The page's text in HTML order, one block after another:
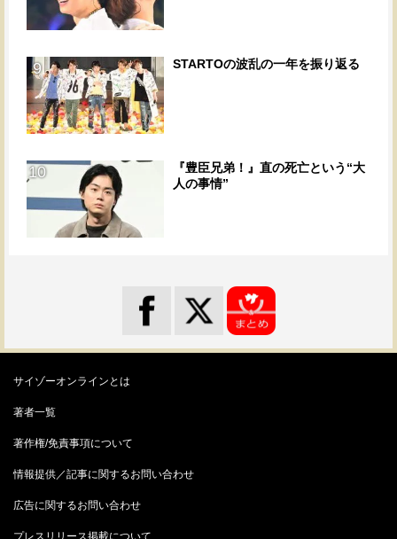
9 STARTOの波乱の一年を振り返る
10
『豊臣兄弟！』直の死亡という“大
人の事情”
サイゾーオンラインとは
著者一覧
著作権/免責事項について
情報提供／記事に関するお問い合わせ
広告に関するお問い合わせ
プレスリリース掲載について